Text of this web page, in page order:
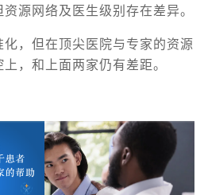
源网络及医生级别存在差异。
化，但在顶尖医院与专家的资源
，和上面两家仍有差距。